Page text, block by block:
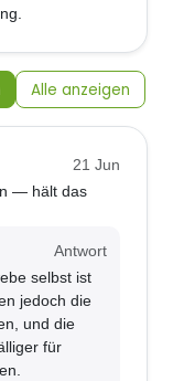
Alle anzeigen
21 Jun
— hält das
Antwort
selbst ist
jedoch die
und die
für